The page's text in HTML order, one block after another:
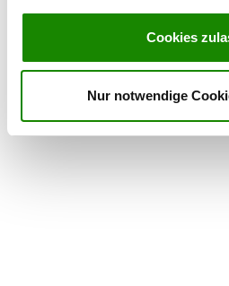
Cookies
Nur notwendige
Am Trenkampsbach 36
49413 Dinklage